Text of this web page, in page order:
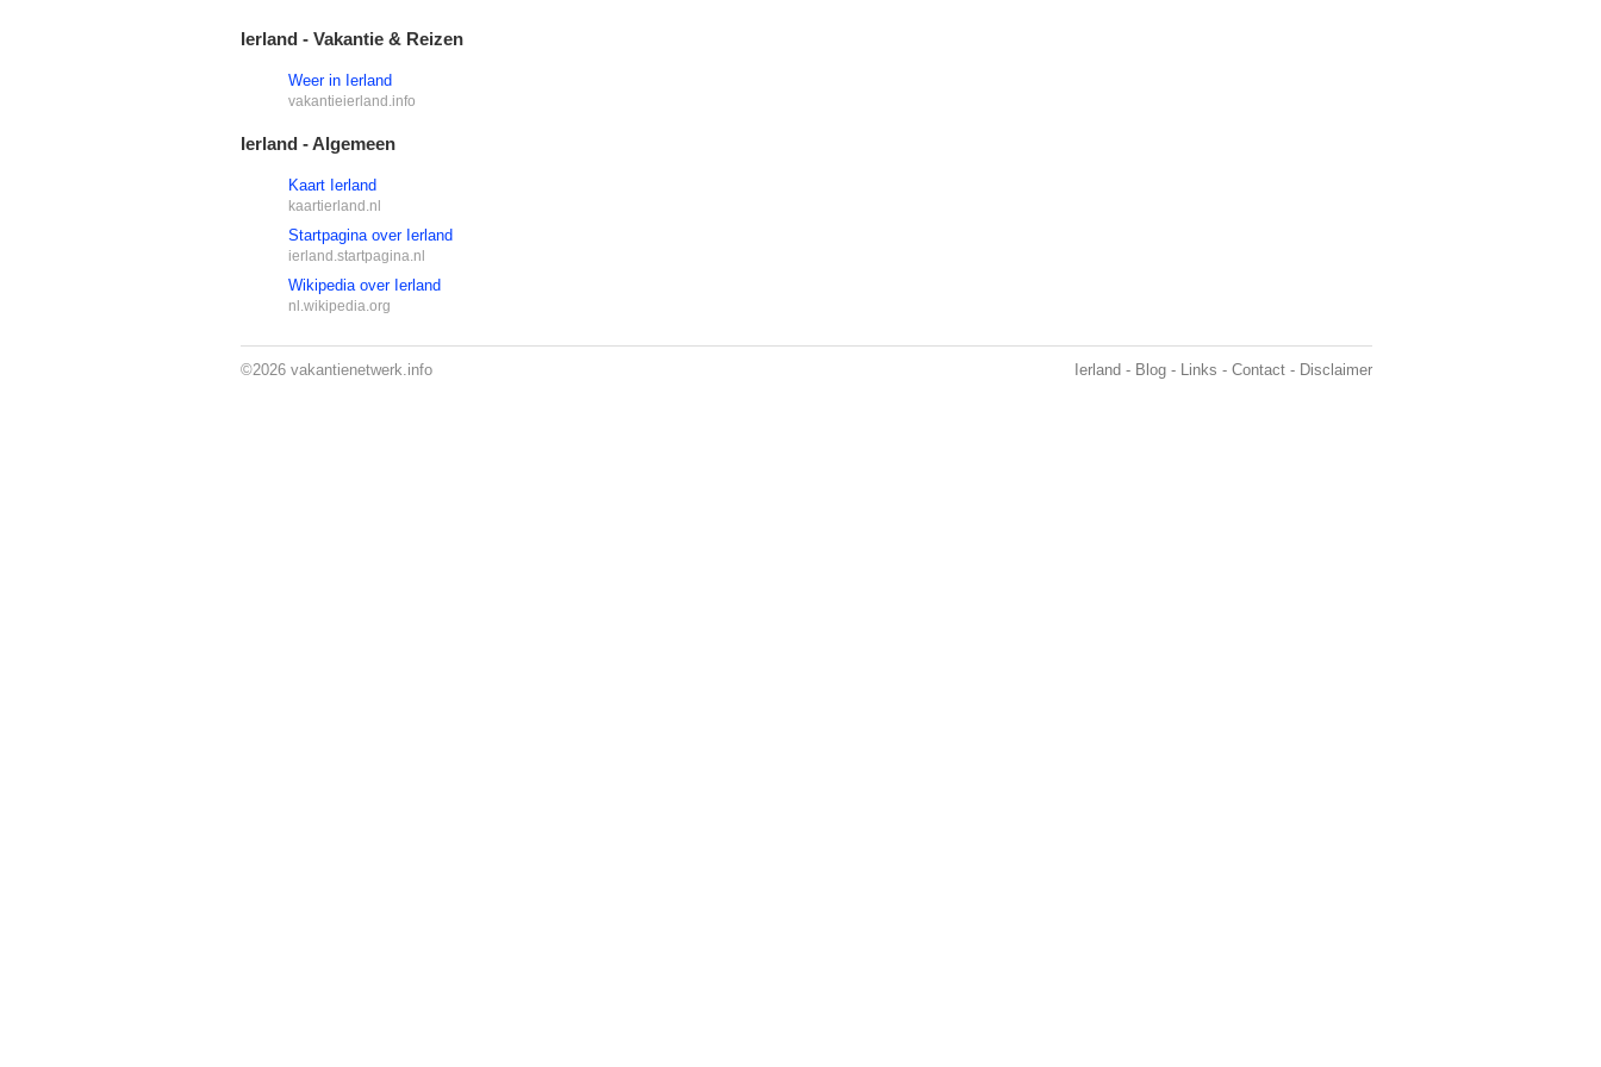
Ierland - Vakantie & Reizen
Weer in Ierland
vakantieierland.info
Ierland - Algemeen
Kaart Ierland
kaartierland.nl
Startpagina over Ierland
ierland.startpagina.nl
Wikipedia over Ierland
nl.wikipedia.org
©2026 vakantienetwerk.info Ierland - Blog - Links - Contact - Disclaimer